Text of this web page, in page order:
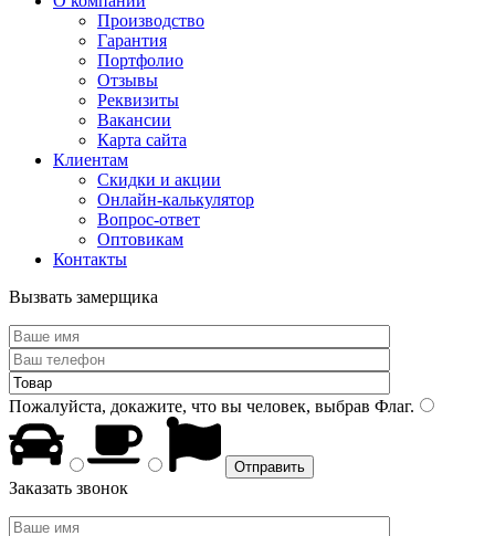
Производство
Гарантия
Портфолио
Отзывы
Реквизиты
Вакансии
Карта сайта
Клиентам
Скидки и акции
Онлайн-калькулятор
Вопрос-ответ
Оптовикам
Контакты
Вызвать замерщика
Пожалуйста, докажите, что вы человек, выбрав Флаг.
Заказать звонок